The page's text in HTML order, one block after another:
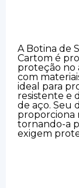
A Botina de
Cartom é
proteção no
com
ideal para
resistente e
de aço. Seu
proporciona
tornando-a
exigem